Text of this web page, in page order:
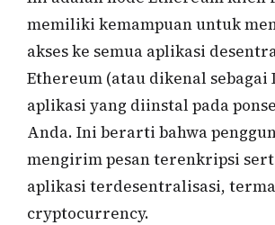
memiliki kemampuan untuk
akses ke semua aplikasi
Ethereum (atau dikenal sebagai
aplikasi yang diinstal pada
Anda. Ini berarti bahwa
mengirim pesan terenkripsi
aplikasi terdesentralisasi,
cryptocurrency.